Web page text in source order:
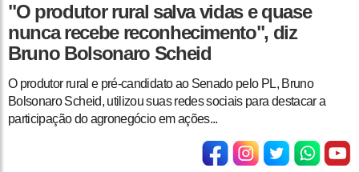
"O produtor rural salva vidas e quase
nunca recebe reconhecimento", diz
Bruno Bolsonaro Scheid
O produtor rural e pré-candidato ao Senado pelo PL, Bruno
Bolsonaro Scheid, utilizou suas redes sociais para destacar a
participação do agronegócio em ações...